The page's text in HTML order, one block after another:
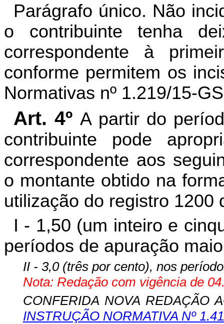
Parágrafo único. Não
o contribuinte tenha
correspondente à
conforme permitem os
Normativas nº 1.219/15-
Art. 4º A partir do
contribuinte pode
correspondente aos
o montante obtido na
utilização do registro 1200
I - 1,50 (um inteiro e
períodos de apuração
II - 3,0 (três por cento), nos
Nota: Redação com vigência de
CONFERIDA NOVA REDAÇÃO
INSTRUÇÃO NORMATIVA Nº